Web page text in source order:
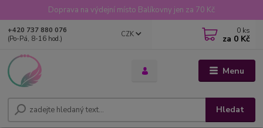
Doprava na výdejní místo Balíkovny jen za 70 Kč
Menu
CZK
Hledat
+420 737 880 076
(Po-Pá, 8-16 hod.)
0 ks
za 0 Kč